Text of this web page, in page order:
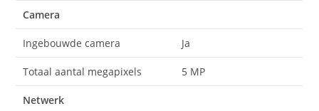
Camera
Ingebouwde camera Ja
Totaal aantal megapixels 5 MP
Netwerk